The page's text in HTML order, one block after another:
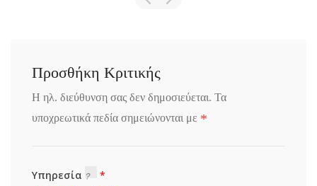
Προσθήκη Κριτικής
Η ηλ. διεύθυνση σας δεν δημοσιεύεται. Τα
υποχρεωτικά πεδία σημειώνονται με *
Υπηρεσία